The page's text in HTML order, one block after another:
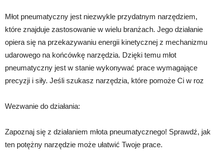
Młot pneumatyczny jest niezwykle przydatnym narzędziem,
które znajduje zastosowanie w wielu branżach. Jego działanie
opiera się na przekazywaniu energii kinetycznej z mechanizmu
udarowego na końcówkę narzędzia. Dzięki temu młot
pneumatyczny jest w stanie wykonywać prace wymagające
precyzji i siły. Jeśli szukasz narzędzia, które pomoże Ci w roz
Wezwanie do działania:
Zapoznaj się z działaniem młota pneumatycznego! Sprawdź, jak
ten potężny narzędzie może ułatwić Twoje prace.